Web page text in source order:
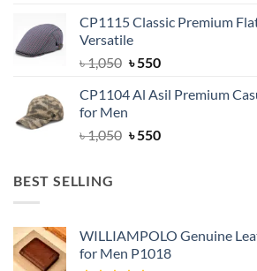
was:
৳ 1,500.
is:
CP1115 Classic Premium
Versatile
৳1,050 Original
was:
৳550Current
is:
CP1104 Al Asil Premium
for Men
৳1,050 Original
৳550Current
BEST SELLING
WILLIAMPOLO Genuine
for Men P1018